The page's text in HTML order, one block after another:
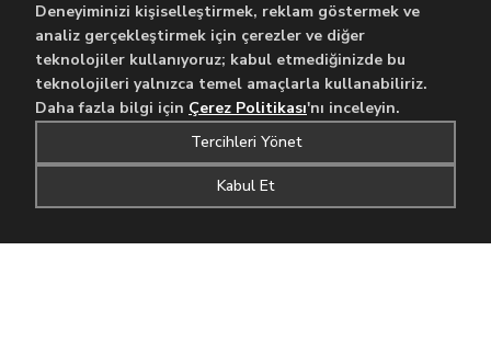
Deneyiminizi kişiselleştirmek, reklam göstermek ve
analiz gerçekleştirmek için çerezler ve diğer
teknolojiler kullanıyoruz; kabul etmediğinizde bu
teknolojileri yalnızca temel amaçlarla kullanabiliriz.
Daha fazla bilgi için Çerez Politikası'nı inceleyin.
Tercihleri Yönet
Kabul Et